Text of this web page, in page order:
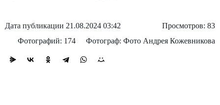
Дата публикации 21.08.2024 03:42
Просмотров: 83
Фотографий: 174
Фотограф: Фото Андрея Кожевникова